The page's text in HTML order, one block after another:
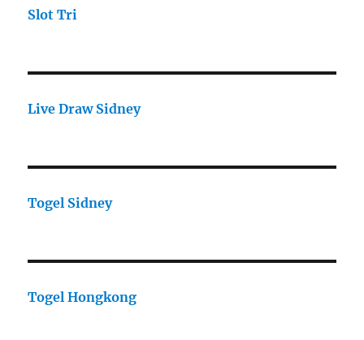
Slot Tri
Live Draw Sidney
Togel Sidney
Togel Hongkong